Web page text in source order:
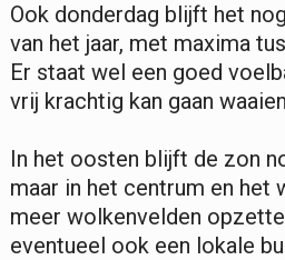
Ook donderdag blijft het
van het jaar, met maxima
Er staat wel een goed
vrij krachtig kan gaan
In het oosten blijft de zon
maar in het centrum en het
meer wolkenvelden
eventueel ook een lokale